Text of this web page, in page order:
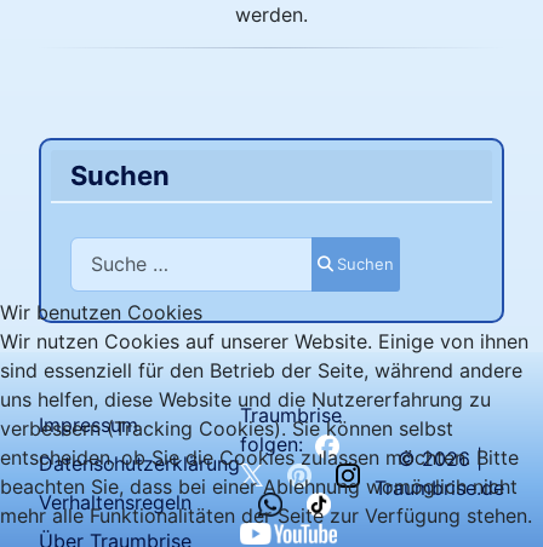
werden.
Suchen
Suchen
Suchen
Impressum
Datenschutzerklärung
Verhaltensregeln
Über Traumbrise
Traumbrise
folgen:
© 2026 |
Traumbrise.de
Wir benutzen Cookies
Wir nutzen Cookies auf unserer Website. Einige von ihnen
sind essenziell für den Betrieb der Seite, während andere
uns helfen, diese Website und die Nutzererfahrung zu
verbessern (Tracking Cookies). Sie können selbst
entscheiden, ob Sie die Cookies zulassen möchten. Bitte
beachten Sie, dass bei einer Ablehnung womöglich nicht
mehr alle Funktionalitäten der Seite zur Verfügung stehen.